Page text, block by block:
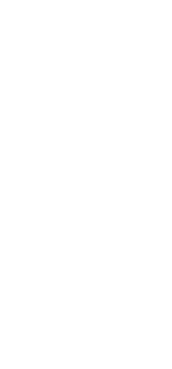
Rubi: “El
con
aspirante a